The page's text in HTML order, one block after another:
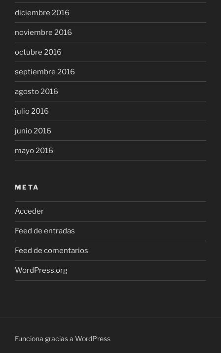
diciembre 2016
noviembre 2016
octubre 2016
septiembre 2016
agosto 2016
julio 2016
junio 2016
mayo 2016
META
Acceder
Feed de entradas
Feed de comentarios
WordPress.org
Funciona gracias a WordPress